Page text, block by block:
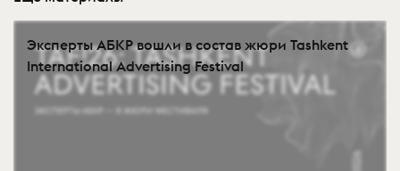
Эксперты АБКР вошли в состав жюри Tashkent
International Advertising Festival